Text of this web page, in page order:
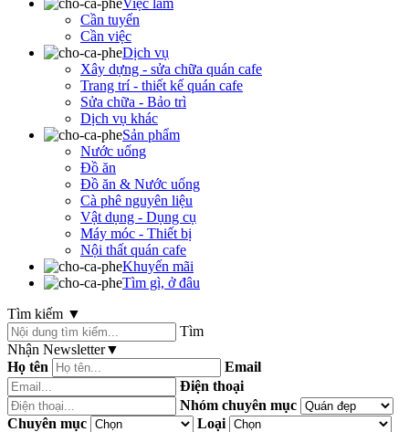
Việc làm
Cần tuyển
Cần việc
Dịch vụ
Xây dựng - sửa chữa quán cafe
Trang trí - thiết kế quán cafe
Sửa chữa - Bảo trì
Dịch vụ khác
Sản phẩm
Nước uống
Đồ ăn
Đồ ăn & Nước uống
Cà phê nguyên liệu
Vật dụng - Dụng cụ
Máy móc - Thiết bị
Nội thất quán cafe
Khuyến mãi
Tìm gì, ở đâu
Tìm kiếm ▼
Tìm
Nhận Newsletter▼
Họ tên
Email
Điện thoại
Nhóm chuyên mục
Chuyên mục
Loại